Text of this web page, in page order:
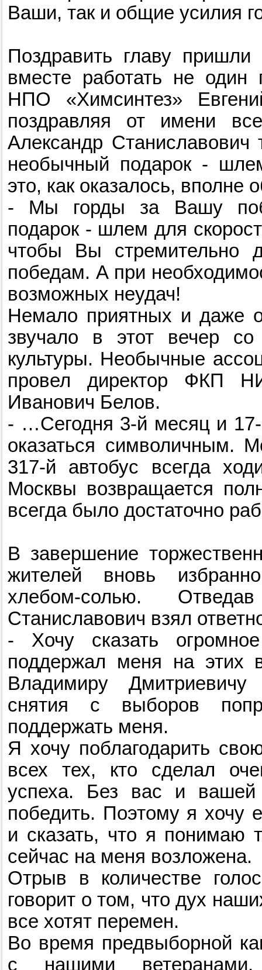
Ваши, так и общие усилия
Поздравить главу
вместе работать не один
НПО «Химсинтез»
поздравляя от имени
Александр Станиславович
необычный подарок -
это, как оказалось,
- Мы горды за Вашу
подарок - шлем для
чтобы Вы стремительно
победам. А при
возможных неудач!
Немало приятных и даже
звучало в этот вечер со
культуры. Необычные
провел директор ФКП
Иванович Белов.
- …Сегодня 3-й месяц и
оказаться символичным.
317-й автобус всегда
Москвы возвращается
всегда было достаточно
В завершение
жителей вновь
хлебом-солью.
Станиславович взял
- Хочу сказать
поддержал меня на этих
Владимиру
снятия с выборов
поддержать меня.
Я хочу поблагодарить
всех тех, кто сделал
успеха. Без вас и
победить. Поэтому я хочу
и сказать, что я понимаю
сейчас на меня возложена.
Отрыв в количестве
говорит о том, что дух
все хотят перемен.
Во время предвыборной
с нашими